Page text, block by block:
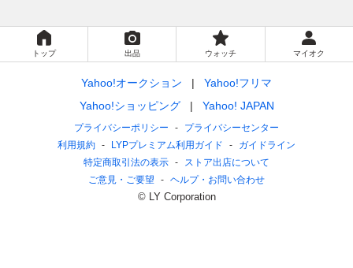
トップ 出品 ウォッチ マイオク
Yahoo!オークション
Yahoo!フリマ
Yahoo!ショッピング
Yahoo! JAPAN
プライバシーポリシー
プライバシーセンター
利用規約
LYPプレミアム利用ガイド
ガイドライン
特定商取引法の表示
ストア出店について
ご意見・ご要望
ヘルプ・お問い合わせ
© LY Corporation